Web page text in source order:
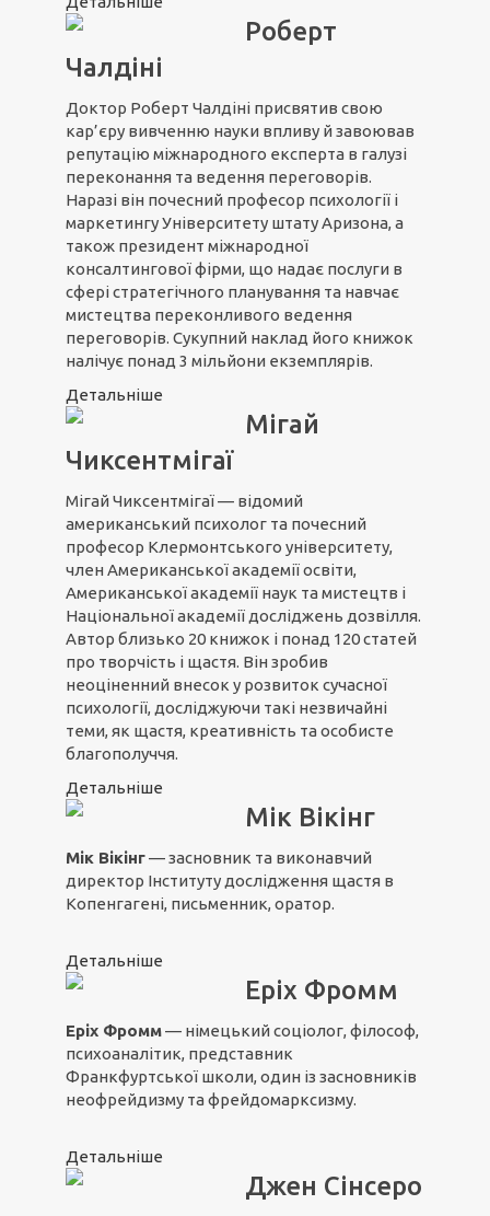
Роберт
Чалдіні
Доктор Роберт Чалдіні присвятив свою
кар’єру вивченню науки впливу й завоював
репутацію міжнародного експерта в галузі
переконання та ведення переговорів.
Наразі він почесний професор психології і
маркетингу Університету штату Аризона, а
також президент міжнародної
консалтингової фірми, що надає послуги в
сфері стратегічного планування та навчає
мистецтва переконливого ведення
переговорів. Сукупний наклад його книжок
налічує понад 3 мільйони екземплярів.
Детальніше
Мігай
Чиксентмігаї
Мігай Чиксентмігаї — відомий
американський психолог та почесний
професор Клермонтського університету,
член Американської академії освіти,
Американської академії наук та мистецтв і
Національної академії досліджень дозвілля.
Автор близько 20 книжок і понад 120 статей
про творчість і щастя. Він зробив
неоціненний внесок у розвиток сучасної
психології, досліджуючи такі незвичайні
теми, як щастя, креативність та особисте
благополуччя.
Детальніше
Мік Вікінг
Мік Вікінг— засновник та виконавчий
директор Інституту дослідження щастя в
Копенгагені, письменник, оратор.
Детальніше
Еріх Фромм
Еріх Фромм— німецький соціолог, філософ,
психоаналітик, представник
Франкфуртської школи, один із засновників
неофрейдизму та фрейдомарксизму.
Детальніше
Джен Сінсеро